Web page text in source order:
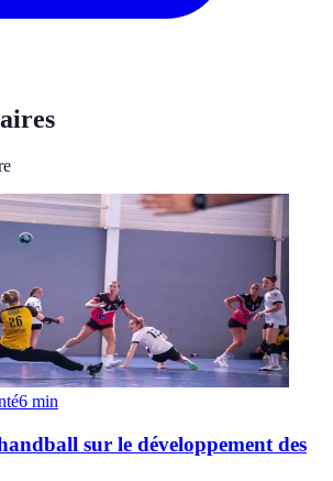
6 min
sur le développement des